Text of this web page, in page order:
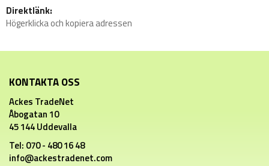
Direktlänk:
Högerklicka och kopiera adressen
KONTAKTA OSS
Ackes TradeNet
Åbogatan 10
45 144 Uddevalla
Tel: 070 - 480 16 48
info@ackestradenet.com